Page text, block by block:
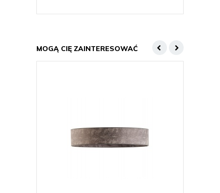
MOGĄ CIĘ ZAINTERESOWAĆ